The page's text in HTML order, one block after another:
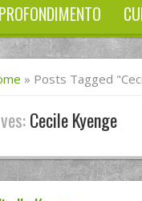
» Posts Tagged
Cecile Kyenge